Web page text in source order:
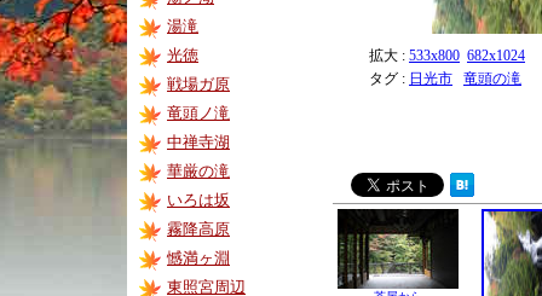
湯滝
光徳
戦場ガ原
竜頭ノ滝
中禅寺湖
華厳の滝
いろは坂
霧降高原
憾満ヶ淵
東照宮周辺
拡大 : 533x800 682x1024
タグ : 日光市 竜頭の滝